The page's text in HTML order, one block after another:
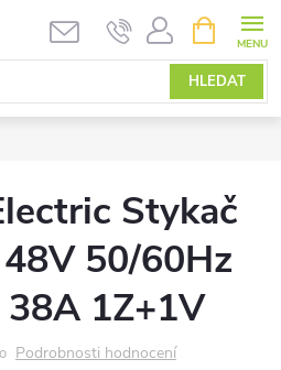
HLEDAT
NÁKUPNÍ
KOŠÍK
Stykač
50/60Hz
1Z+1V
Podrobnosti hodnocení